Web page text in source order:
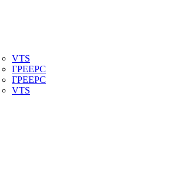
VTS
ГРЕЕРС
ГРЕЕРС
VTS